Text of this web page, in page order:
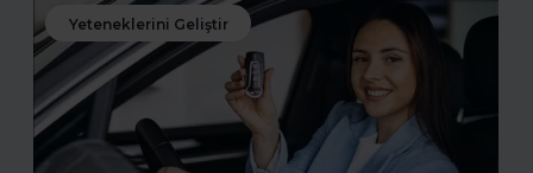
Yeteneklerini Geliştir